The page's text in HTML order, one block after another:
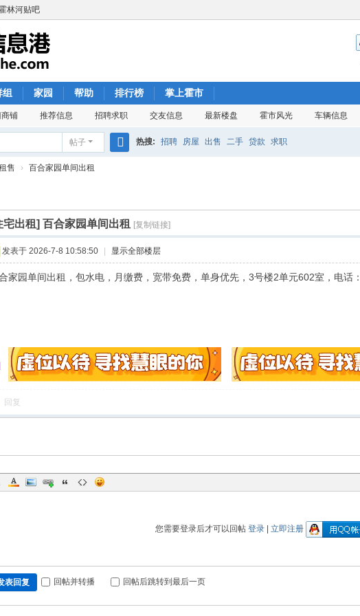
林河贴吧
家园 帮助 排行榜 掌上霍市
铺 推荐信息 招聘求职 交友信息 最新楼盘 霍市风光 车辆信息
帖子 热搜: 招聘 房屋 出售 二手 贷款 求职
售 › 百合家园单间出租
宅出租] 百合家园单间出租 [复制链接]
发表于 2026-7-8 10:58:50 显示全部楼层
家园单间出租，包水电，月缴费，宽带免费，单身优先，3号楼2单元602室，电话
回复
您需要登录后才可以回帖 登录 立即注册
表回复 回帖并转播 回帖后跳转到最后一页